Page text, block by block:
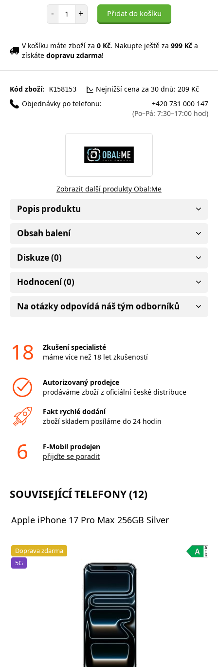
- Počet položek
+ Přidat do košíku
V košíku máte zboží za 0 Kč. Nakupte ještě za 999 Kč a
získáte dopravu zdarma!
Kód zboží: K158153
Nejnižší cena za 30 dnů: 209 Kč
Objednávky po telefonu:
+420 731 000 147
(Po–Pá: 7:30–17:00 hod)
Zobrazit další produkty Obal:Me
Popis produktu
Obsah balení
Diskuze (0)
Hodnocení (0)
Na otázky odpovídá náš tým odborníků
18
Zkušení specialisté
máme více než 18 let zkušeností
Autorizovaný prodejce
prodáváme zboží z oficiální české distribuce
Fakt rychlé dodání
zboží skladem posíláme do 24 hodin
6
F-Mobil prodejen
přijďte se poradit
SOUVISEJÍCÍ TELEFONY (12)
Apple iPhone 17 Pro Max 256GB Silver
Doprava zdarma
5G